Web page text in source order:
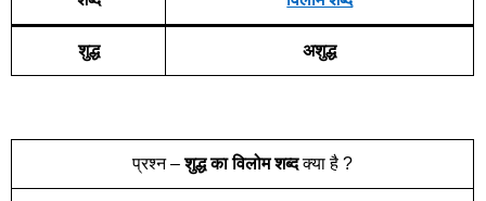
शुद्ध अशुद्ध
प्रश्न –शुद्ध का विलोम शब्दक्या है ?